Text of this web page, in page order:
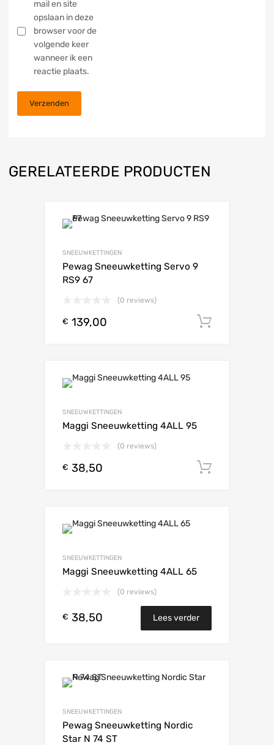
mail en site
opslaan in deze
browser voor de
volgende keer
wanneer ik een
reactie plaats.
GERELATEERDE PRODUCTEN
SNEEUWKETTINGEN
Pewag Sneeuwketting Servo 9
RS9 67
(0 reviews)
€ 139,00
SNEEUWKETTINGEN
Maggi Sneeuwketting 4ALL 95
(0 reviews)
€ 38,50
SNEEUWKETTINGEN
Maggi Sneeuwketting 4ALL 65
(0 reviews)
€ 38,50 Lees verder
SNEEUWKETTINGEN
Pewag Sneeuwketting Nordic
Star N 74 ST